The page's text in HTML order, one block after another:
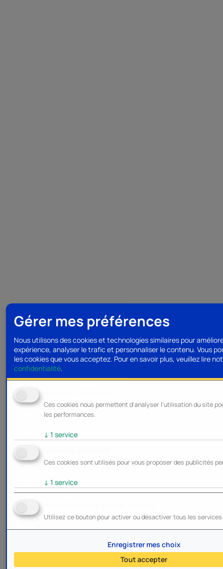
Gérer mes préférences
Nous utilisons des cookies et technologies similaires pour
expérience, analyser le trafic et personnaliser le contenu. Vous
les cookies que vous acceptez. Pour en savoir plus, veuillez lire
confidentialité.
Ces cookies nous permettent d'analyser l'utilisation du site
les performances.
↓ 1 service
Ces cookies sont utilisés pour vous proposer des publicités
↓ 1 service
Utilisez ce bouton pour activer ou désactiver tous les services.
Enregistrer mes choix
Tout accepter